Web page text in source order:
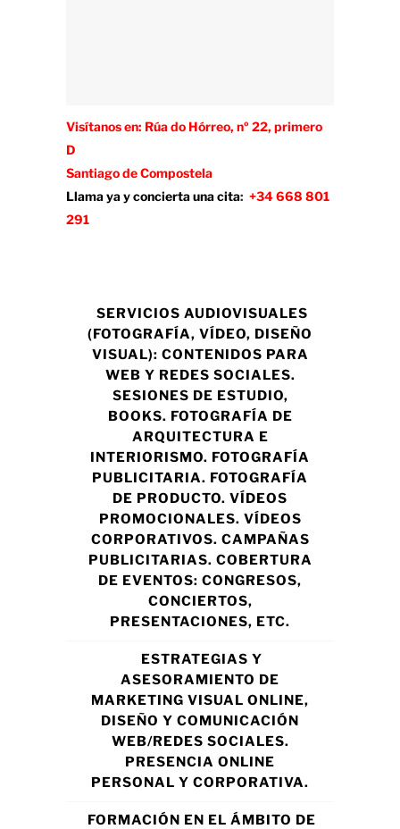
Visítanos en: Rúa do Hórreo, nº 22, primero
D
Santiago de Compostela
Llama ya y concierta una cita: +34 668 801
291
SERVICIOS AUDIOVISUALES
(FOTOGRAFÍA, VÍDEO, DISEÑO
VISUAL): CONTENIDOS PARA
WEB Y REDES SOCIALES.
SESIONES DE ESTUDIO,
BOOKS. FOTOGRAFÍA DE
ARQUITECTURA E
INTERIORISMO. FOTOGRAFÍA
PUBLICITARIA. FOTOGRAFÍA
DE PRODUCTO. VÍDEOS
PROMOCIONALES. VÍDEOS
CORPORATIVOS. CAMPAÑAS
PUBLICITARIAS. COBERTURA
DE EVENTOS: CONGRESOS,
CONCIERTOS,
PRESENTACIONES, ETC.
ESTRATEGIAS Y
ASESORAMIENTO DE
MARKETING VISUAL ONLINE,
DISEÑO Y COMUNICACIÓN
WEB/REDES SOCIALES.
PRESENCIA ONLINE
PERSONAL Y CORPORATIVA.
FORMACIÓN EN EL ÁMBITO DE